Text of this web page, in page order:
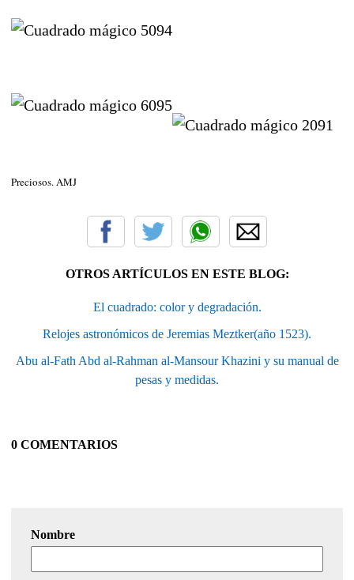
Preciosos. AMJ
OTROS ARTÍCULOS EN ESTE BLOG:
El cuadrado: color y degradación.
Relojes astronómicos de Jeremias Meztker(año 1523).
Abu al-Fath Abd al-Rahman al-Mansour Khazini y su manual de
pesas y medidas.
0 COMENTARIOS
Nombre